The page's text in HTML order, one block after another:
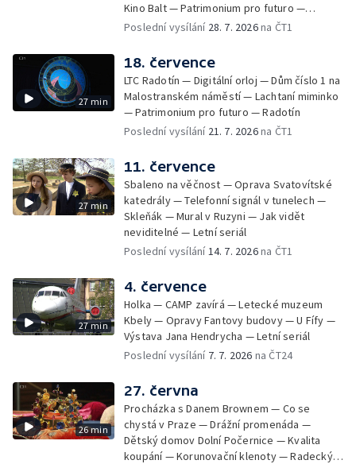
Kino Balt — Patrimonium pro futuro —
Třebonice
Poslední vysílání 28. 7. 2026na ČT1
27 min
18. července
LTC Radotín — Digitální orloj — Dům číslo 1 na
Malostranském náměstí — Lachtaní miminko
— Patrimonium pro futuro — Radotín
Poslední vysílání 21. 7. 2026na ČT1
27 min
11. července
Sbaleno na věčnost — Oprava Svatovítské
katedrály — Telefonní signál v tunelech —
Skleňák — Mural v Ruzyni — Jak vidět
neviditelné — Letní seriál
Poslední vysílání14. 7. 2026na ČT1
27 min
4. července
Holka — CAMP zavírá — Letecké muzeum
Kbely — Opravy Fantovy budovy — U Fífy —
Výstava Jana Hendrycha — Letní seriál
Poslední vysílání 7. 7. 2026 na ČT24
26 min
27. června
Procházka s Danem Brownem — Co se
chystá v Praze — Drážní promenáda —
Dětský domov Dolní Počernice — Kvalita
koupání — Korunovační klenoty — Radecký